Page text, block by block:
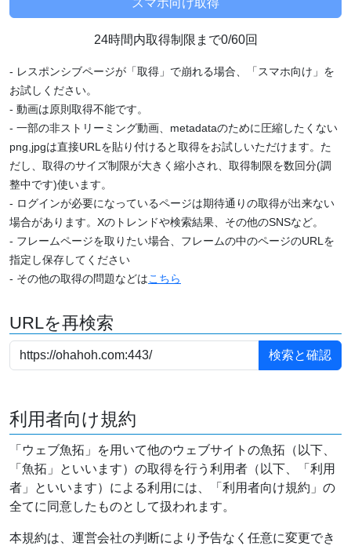
24時間内取得制限まで0/60回
- レスポンシブページが「取得」で崩れる場合、「スマホ向け」を
お試しください。
- 動画は原則取得不能です。
- 一部の非ストリーミング動画、metadataのために圧縮したくない
png,jpgは直接URLを貼り付けると取得をお試しいただけます。た
だし、取得のサイズ制限が大きく縮小され、取得制限を数回分(調
整中です)使います。
- ログインが必要になっているページは期待通りの取得が出来ない
場合があります。Xのトレンドや検索結果、その他のSNSなど。
- フレームページを取りたい場合、フレームの中のページのURLを
指定し保存してください
- その他の取得の問題などはこちら
URLを再検索
利用者向け規約
「ウェブ魚拓」を用いて他のウェブサイトの魚拓（以下、
「魚拓」といいます）の取得を行う利用者（以下、「利用
者」といいます）による利用には、「利用者向け規約」の
全てに同意したものとして扱われます。
本規約は、運営会社の判断により予告なく任意に変更でき